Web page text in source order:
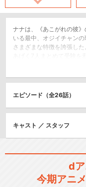
ナナは、《あこがれの彼
いる最中、オジイチャン
さまざまな特徴を誇張し
あげく7人まとめて受験を
ー》にされてしまったから
恋愛/ラブコメ
エピソード（全26話）
キャスト ／ スタッフ
d
今期アニ